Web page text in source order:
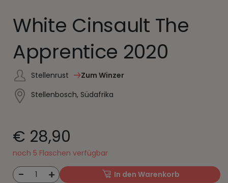
White Cinsault The
Apprentice 2020
Stellenrust
Zum Winzer
Stellenbosch, Südafrika
€ 28,90
noch 5 Flaschen verfügbar
- 1 + In den Warenkorb